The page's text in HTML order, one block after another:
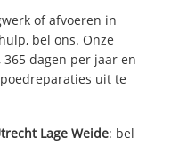
of afvoeren in
bel ons. Onze
dagen per jaar en
uit te
Lage Weide: bel